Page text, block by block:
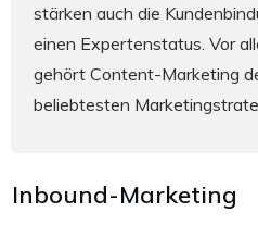
stärken auch die
einen Expertenstatus. Vor
gehört Content-Marketing
beliebtesten
Inbound-Marketing